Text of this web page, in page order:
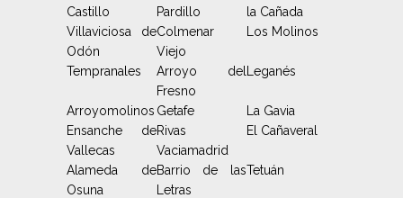
Castillo
Pardillo
la Cañada
Villaviciosa de
Odón
Colmenar
Viejo
Los Molinos
Tempranales
Arroyo del
Fresno
Leganés
Arroyomolinos Getafe
La Gavia
Ensanche de
Vallecas
Rivas
Vaciamadrid
El Cañaveral
Alameda de
Osuna
Barrio de las
Letras
Tetuán